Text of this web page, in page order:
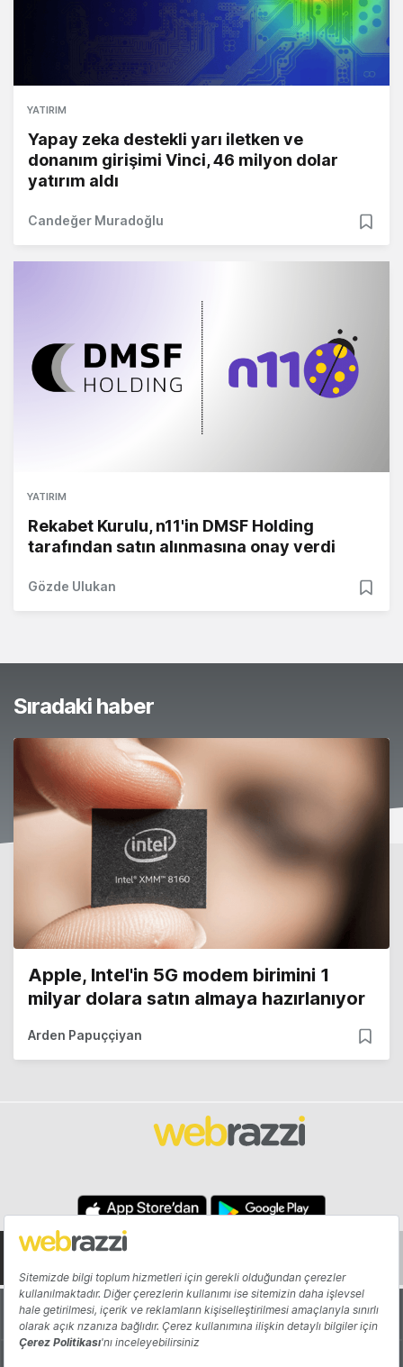
YATIRIM
Yapay zeka destekli yarı iletken ve
donanım girişimi Vinci, 46 milyon dolar
yatırım aldı
Candeğer Muradoğlu
YATIRIM
Rekabet Kurulu, n11'in DMSF Holding
tarafından satın alınmasına onay verdi
Gözde Ulukan
Sıradaki haber
Apple, Intel'in 5G modem birimini 1
milyar dolara satın almaya hazırlanıyor
Arden Papuççiyan
Hakkında Yazarlar